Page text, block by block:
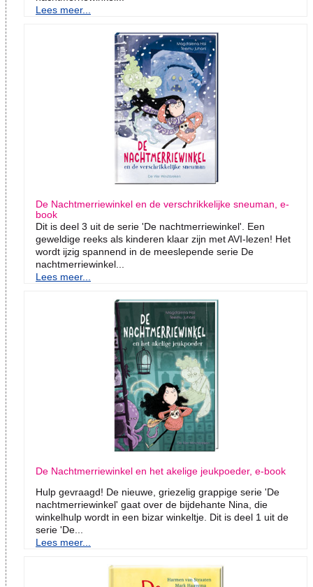
Lees meer...
De Nachtmerriewinkel en de verschrikkelijke sneuman, e-
book
Dit is deel 3 uit de serie 'De nachtmerriewinkel'. Een
geweldige reeks als kinderen klaar zijn met AVI-lezen! Het
wordt ijzig spannend in de meeslepende serie De
nachtmerriewinkel...
Lees meer...
De Nachtmerriewinkel en het akelige jeukpoeder, e-book
Hulp gevraagd! De nieuwe, griezelig grappige serie 'De
nachtmerriewinkel' gaat over de bijdehante Nina, die
winkelhulp wordt in een bizar winkeltje. Dit is deel 1 uit de
serie 'De...
Lees meer...